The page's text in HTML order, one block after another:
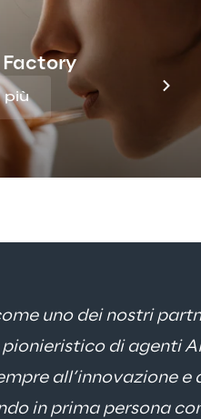
Factory
più
l’automazione
dati (AI data retrieval)
operatori logistici
linguaggio naturale per
funzionamento del
operative.
uno dei nostri
di agenti
all’innovazione e
in prima persona